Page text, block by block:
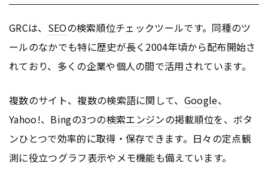
GRCは、 SEOの検索順位チェックツールです。同種のツ
ールのなかでも特に歴史が長く2004年頃から配布開始さ
れており、多くの企業や個人の間で活用されています。
複数のサイト、複数の検索語に関して、 Google、
Yahoo!、Bingの3つの検索エンジンの掲載順位を、ボタ
ンひとつで効率的に取得・保存できます。日々の定点観
測に役立つグラフ表示やメモ機能も備えています。